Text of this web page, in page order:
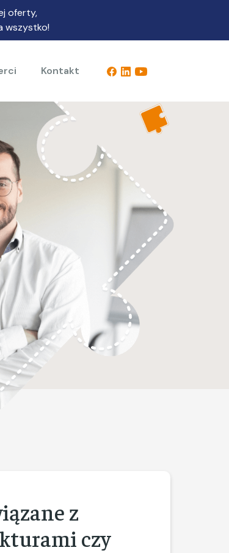
oferty,
wszystko!
Kontakt
z
czy